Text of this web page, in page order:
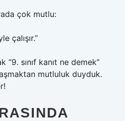
çok mutlu:
çalışır.”
sınıf kanıt ne demek”
mutluluk duyduk.